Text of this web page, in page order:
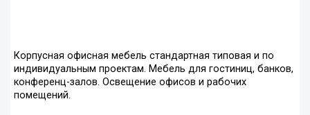
Корпусная офисная мебель стандартная типовая и по
индивидуальным проектам. Мебель для гостиниц, банков,
конференц-залов. Освещение офисов и рабочих
помещений.